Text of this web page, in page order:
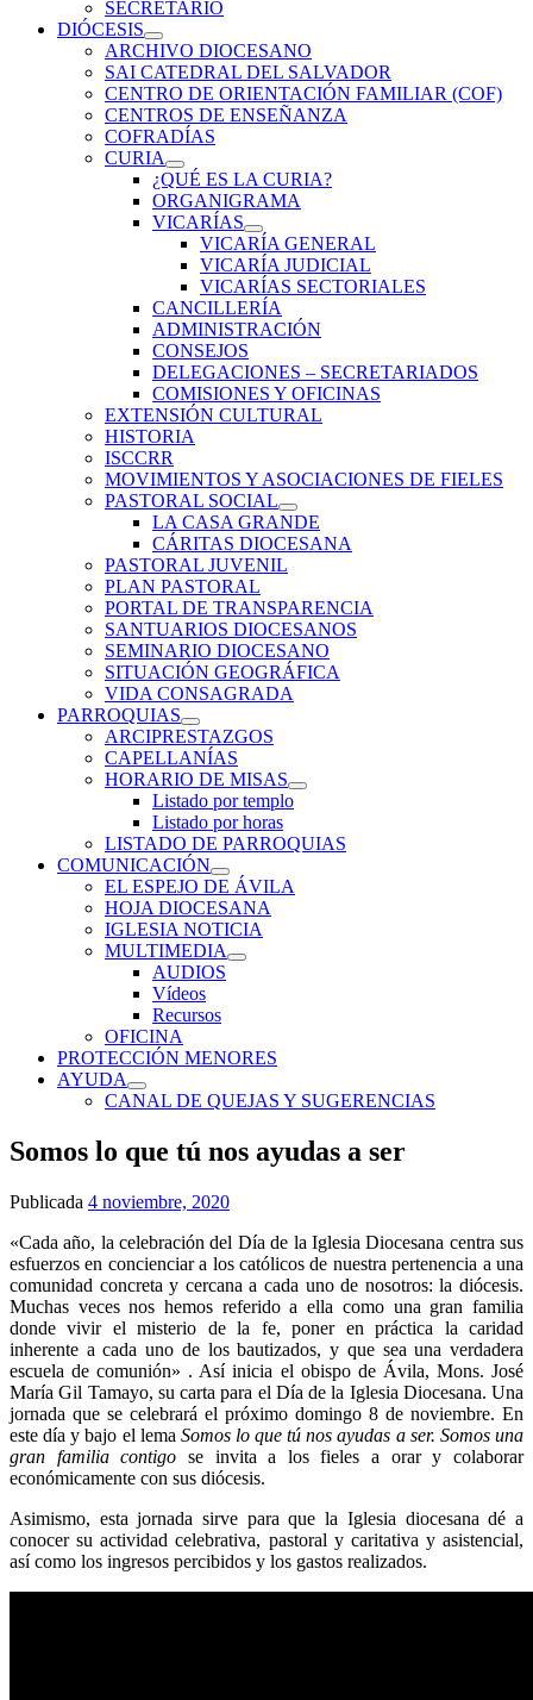
SECRETARIO
DIÓCESIS
ARCHIVO DIOCESANO
SAI CATEDRAL DEL SALVADOR
CENTRO DE ORIENTACIÓN FAMILIAR (COF)
CENTROS DE ENSEÑANZA
COFRADÍAS
CURIA
¿QUÉ ES LA CURIA?
ORGANIGRAMA
VICARÍAS
VICARÍA GENERAL
VICARÍA JUDICIAL
VICARÍAS SECTORIALES
CANCILLERÍA
ADMINISTRACIÓN
CONSEJOS
DELEGACIONES – SECRETARIADOS
COMISIONES Y OFICINAS
EXTENSIÓN CULTURAL
HISTORIA
ISCCRR
MOVIMIENTOS Y ASOCIACIONES DE FIELES
PASTORAL SOCIAL
LA CASA GRANDE
CÁRITAS DIOCESANA
PASTORAL JUVENIL
PLAN PASTORAL
PORTAL DE TRANSPARENCIA
SANTUARIOS DIOCESANOS
SEMINARIO DIOCESANO
SITUACIÓN GEOGRÁFICA
VIDA CONSAGRADA
PARROQUIAS
ARCIPRESTAZGOS
CAPELLANÍAS
HORARIO DE MISAS
Listado por templo
Listado por horas
LISTADO DE PARROQUIAS
COMUNICACIÓN
EL ESPEJO DE ÁVILA
HOJA DIOCESANA
IGLESIA NOTICIA
MULTIMEDIA
AUDIOS
Vídeos
Recursos
OFICINA
PROTECCIÓN MENORES
AYUDA
CANAL DE QUEJAS Y SUGERENCIAS
Somos lo que tú nos ayudas a ser
Publicada 4 noviembre, 2020
«Cada año, la celebración del Día de la Iglesia Diocesana centra sus
esfuerzos en concienciar a los católicos de nuestra pertenencia a una
comunidad concreta y cercana a cada uno de nosotros: la diócesis.
Muchas veces nos hemos referido a ella como una gran familia
donde vivir el misterio de la fe, poner en práctica la caridad
inherente a cada uno de los bautizados, y que sea una verdadera
escuela de comunión» . Así inicia el obispo de Ávila, Mons. José
María Gil Tamayo, su carta para el Día de la Iglesia Diocesana. Una
jornada que se celebrará el próximo domingo 8 de noviembre. En
este día y bajo el lema Somos lo que tú nos ayudas a ser. Somos una
gran familia contigo se invita a los fieles a orar y colaborar
económicamente con sus diócesis.
Asimismo, esta jornada sirve para que la Iglesia diocesana dé a
conocer su actividad celebrativa, pastoral y caritativa y asistencial,
así como los ingresos percibidos y los gastos realizados.